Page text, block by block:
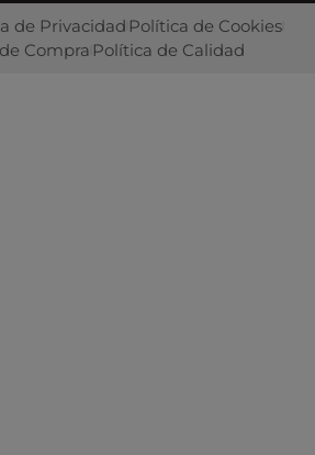
de Privacidad Política de Cookies
Compra Política de Calidad